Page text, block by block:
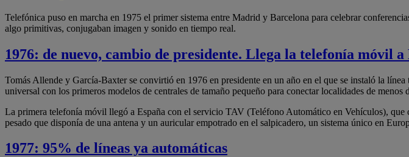
Telefónica puso en marcha en 1975 el primer sistema entre Madrid y Barcelona para celebrar
algo primitivas, conjugaban imagen y sonido en tiempo real.
1976: de nuevo, cambio de presidente. Llega la telefonía móvil a
Tomás Allende y García-Baxter se convirtió en 1976 en presidente en un año en el que se instaló la
universal con los primeros modelos de centrales de tamaño pequeño para conectar localidades de menos
La primera telefonía móvil llegó a España con el servicio TAV (Teléfono Automático en Vehículos),
pesado que disponía de una antena y un auricular empotrado en el salpicadero, un sistema único en
1977: 95% de líneas ya automáticas